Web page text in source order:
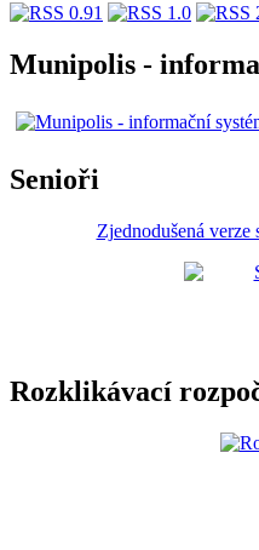
Munipolis -
Senioři
Zjednodušená verze
Rozklikávací